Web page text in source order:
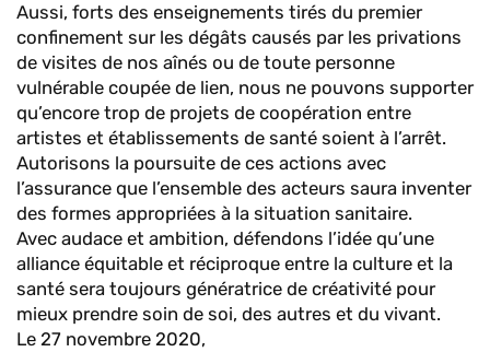
Aussi, forts des enseignements tirés du premier
confinement sur les dégâts causés par les privations
de visites de nos aînés ou de toute personne
vulnérable coupée de lien, nous ne pouvons supporter
qu’encore trop de projets de coopération entre
artistes et établissements de santé soient à l’arrêt.
Autorisons la poursuite de ces actions avec
l’assurance que l’ensemble des acteurs saura inventer
des formes appropriées à la situation sanitaire.
Avec audace et ambition, défendons l’idée qu’une
alliance équitable et réciproque entre la culture et la
santé sera toujours génératrice de créativité pour
mieux prendre soin de soi, des autres et du vivant.
Le 27 novembre 2020,